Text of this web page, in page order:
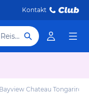
Kontakt
Hotel, Reiseziel
Chateau Tongariro